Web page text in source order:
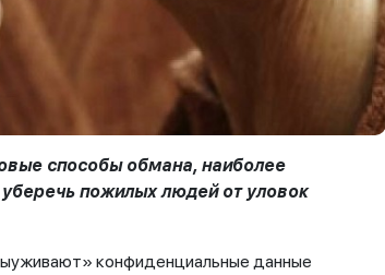
способы обмана, наиболее
пожилых людей от уловок
конфиденциальные данные